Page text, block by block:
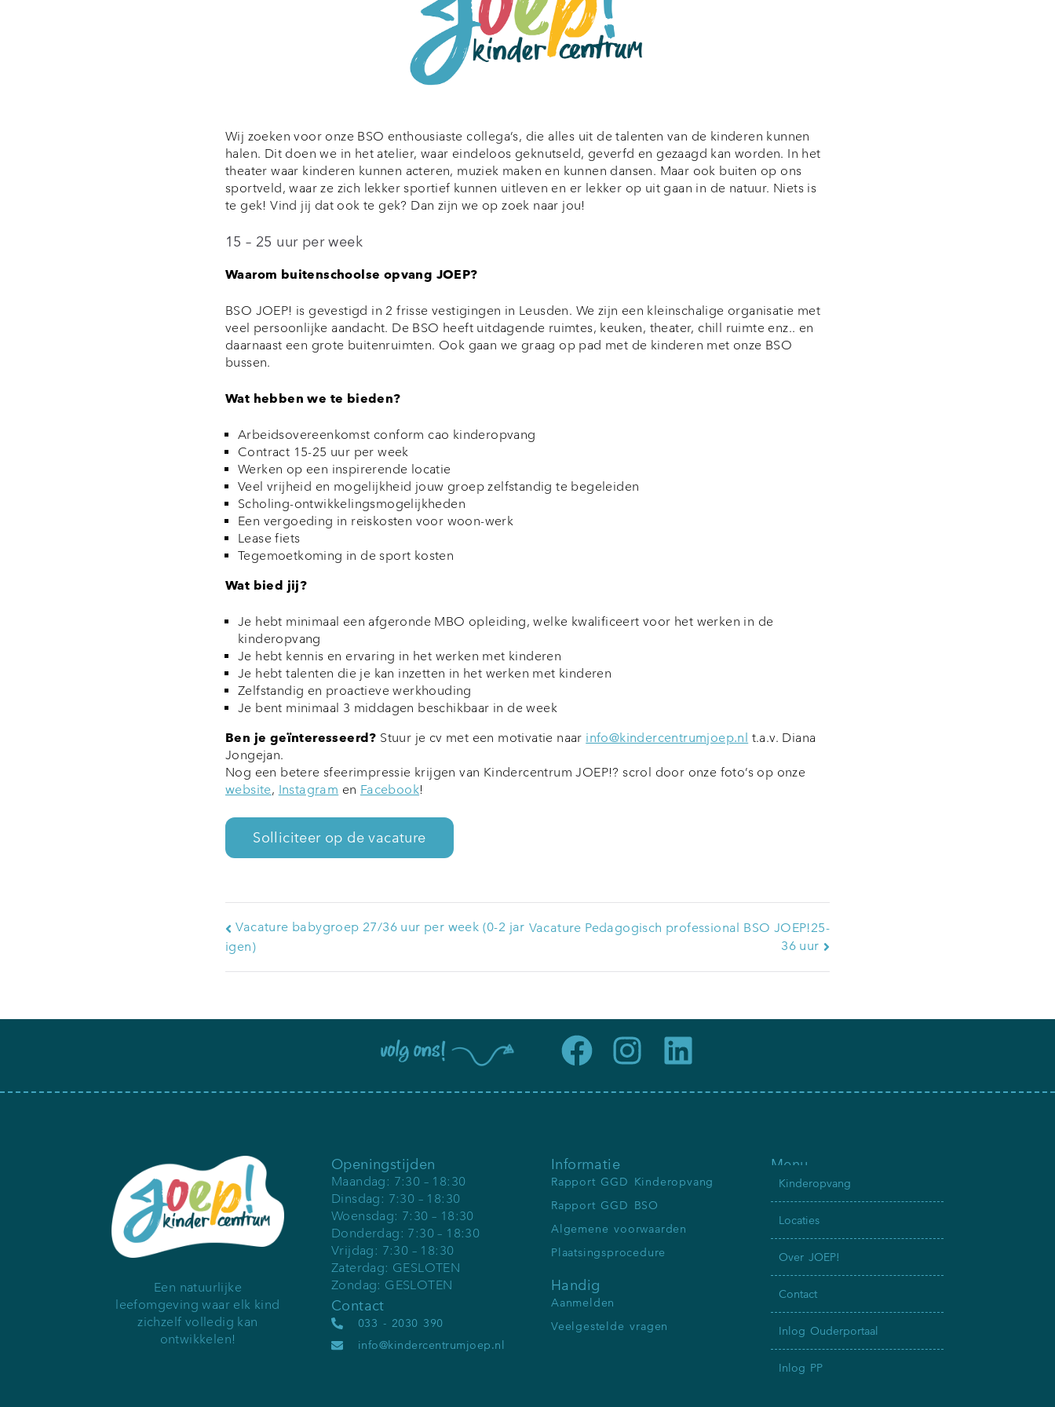
Wij zoeken voor onze BSO enthousiaste collega’s, die alles uit de talenten van de kinderen kunnen
halen. Dit doen we in het atelier, waar eindeloos geknutseld, geverfd en gezaagd kan worden. In het
theater waar kinderen kunnen acteren, muziek maken en kunnen dansen. Maar ook buiten op ons
sportveld, waar ze zich lekker sportief kunnen uitleven en er lekker op uit gaan in de natuur. Niets is
te gek! Vind jij dat ook te gek? Dan zijn we op zoek naar jou!
15 – 25 uur per week
Waarom buitenschoolse opvang JOEP?
BSO JOEP! is gevestigd in 2 frisse vestigingen in Leusden. We zijn een kleinschalige organisatie met
veel persoonlijke aandacht. De BSO heeft uitdagende ruimtes, keuken, theater, chill ruimte enz.. en
daarnaast een grote buitenruimten. Ook gaan we graag op pad met de kinderen met onze BSO
bussen.
Wat hebben we te bieden?
Arbeidsovereenkomst conform cao kinderopvang
Contract 15-25 uur per week
Werken op een inspirerende locatie
Veel vrijheid en mogelijkheid jouw groep zelfstandig te begeleiden
Scholing-ontwikkelingsmogelijkheden
Een vergoeding in reiskosten voor woon-werk
Lease fiets
Tegemoetkoming in de sport kosten
Wat bied jij?
Je hebt minimaal een afgeronde MBO opleiding, welke kwalificeert voor het werken in de
kinderopvang
Je hebt kennis en ervaring in het werken met kinderen
Je hebt talenten die je kan inzetten in het werken met kinderen
Zelfstandig en proactieve werkhouding
Je bent minimaal 3 middagen beschikbaar in de week
Ben je geïnteresseerd? Stuur je cv met een motivatie naar info@kindercentrumjoep.nl t.a.v. Diana
Jongejan.
Nog een betere sfeerimpressie krijgen van Kindercentrum JOEP!? scrol door onze foto’s op onze
website, Instagram en Facebook!
Vacature babygroep 27/36 uur per week (0-2 jar
igen)
Vacature Pedagogisch professional BSO JOEP!25-
36 uur
Een natuurlijke
leefomgeving waar elk kind
zichzelf volledig kan
ontwikkelen!
Openingstijden
Maandag: 7:30 – 18:30
Dinsdag: 7:30 – 18:30
Woensdag: 7:30 – 18:30
Donderdag: 7:30 – 18:30
Vrijdag: 7:30 – 18:30
Zaterdag: GESLOTEN
Zondag: GESLOTEN
Contact
033 - 2030 390
info@kindercentrumjoep.nl
Informatie
Rapport GGD Kinderopvang
Rapport GGD BSO
Algemene voorwaarden
Plaatsingsprocedure
Handig
Aanmelden
Veelgestelde vragen
Menu
Kinderopvang
Locaties
Over JOEP!
Contact
Inlog Ouderportaal
Inlog PP